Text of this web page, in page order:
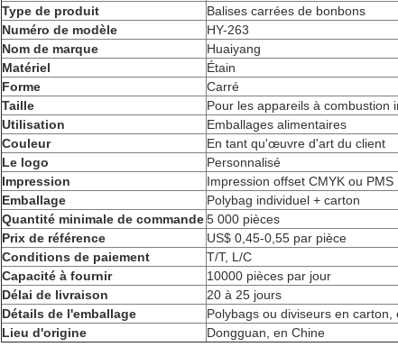
Type de produit
Balises carrées de bonbons
Numéro de modèle
HY-263
Nom de marque
Huaiyang
Matériel
Étain
Forme
Carré
Taille
Pour les appareils à combustion
Utilisation
Emballages alimentaires
Couleur
En tant qu'œuvre d'art du client
Le logo
Personnalisé
Impression
Impression offset CMYK ou PMS
Emballage
Polybag individuel + carton
Quantité minimale de commande5 000 pièces
Prix de référence
US$ 0,45-0,55 par pièce
Conditions de paiement
T/T, L/C
Capacité à fournir
10000 pièces par jour
Délai de livraison
20 à 25 jours
Détails de l'emballage
Polybags ou diviseurs en
Lieu d'origine
Dongguan, en Chine